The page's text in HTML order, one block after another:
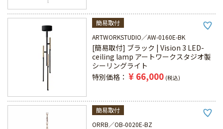
簡易取付
ARTWORKSTUDIO
AW-0160E-BK
[簡易取付] ブラック | Vision 3 LED-
ceiling lamp アートワークスタジオ製
シーリングライト
特別価格
¥ 66,000 税込
簡易取付
ORRB
OB-0020E-BZ